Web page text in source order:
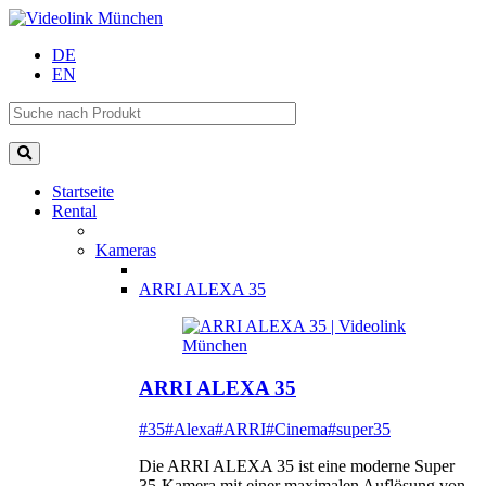
DE
EN
Startseite
Rental
Kameras
ARRI ALEXA 35
ARRI ALEXA 35
#35#Alexa#ARRI#Cinema#super35
Die ARRI ALEXA 35 ist eine moderne Super